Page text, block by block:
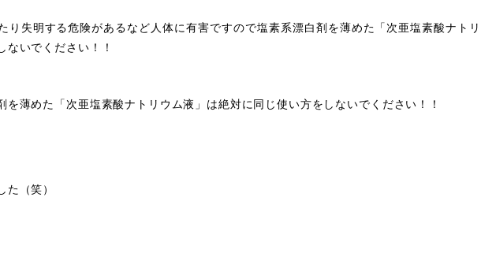
り失明する危険があるなど人体に有害ですので塩素系漂白剤を薄めた「次亜塩素酸ナトリ
ないでください！！
を薄めた「次亜塩素酸ナトリウム液」は絶対に同じ使い方をしないでください ！！
（笑）